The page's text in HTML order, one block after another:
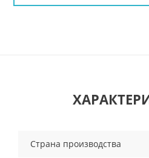
Страна производства